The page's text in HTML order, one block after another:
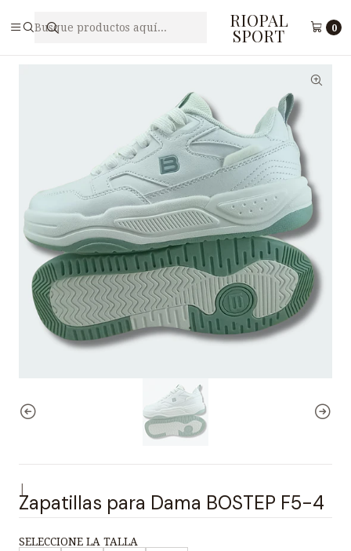
RIOPAL
SPORT 0
Zapatillas para Dama BOSTEP F5-4
Zapatillas para Dama BOSTEP F5-4
SELECCIONE LA TALLA